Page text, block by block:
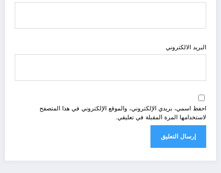
البريد الالكتروني
احفظ اسمي، بريدي الإلكتروني، والموقع الإلكتروني في هذا المتصفح
لاستخدامها المرة المقبلة في تعليقي.